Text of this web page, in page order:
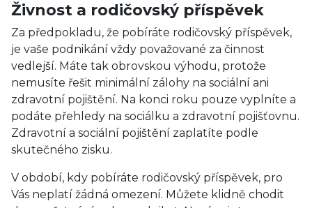
Živnost a rodičovský příspěvek
Za předpokladu, že pobíráte rodičovský příspěvek,
je vaše podnikání vždy považované za činnost
vedlejší. Máte tak obrovskou výhodu, protože
nemusíte řešit minimální zálohy na sociální ani
zdravotní pojištění. Na konci roku pouze vyplníte a
podáte přehledy na sociálku a zdravotní pojišťovnu.
Zdravotní a sociální pojištění zaplatíte podle
skutečného zisku.
V období, kdy pobíráte rodičovský příspěvek, pro
Vás neplatí žádná omezení. Můžete klidně chodit